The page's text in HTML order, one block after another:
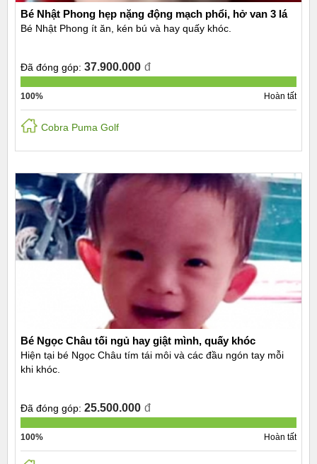
Bé Nhật Phong hẹp nặng động mạch phổi, hở van 3 lá
Bé Nhật Phong ít ăn, kén bú và hay quấy khóc.
Đã đóng góp: 37.900.000 đ
100% Hoàn tất
Cobra Puma Golf
Bé Ngọc Châu tối ngủ hay giật mình, quấy khóc
Hiện tại bé Ngọc Châu tím tái môi và các đầu ngón tay mỗi
khi khóc.
Đã đóng góp: 25.500.000 đ
100% Hoàn tất